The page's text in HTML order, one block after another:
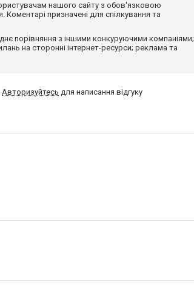
нашого сайту з обов'язковою
призначені для спілкування та
порівняння з іншими конкуруючими компаніями;
на сторонні інтернет-ресурси; реклама та
Авторизуйтесь для написання відгуку